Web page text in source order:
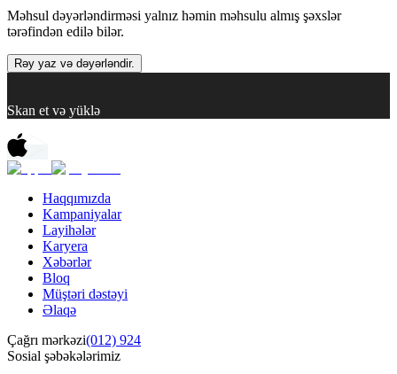
Məhsul dəyərləndirməsi yalnız həmin məhsulu almış şəxslər
tərəfindən edilə bilər.
Rəy yaz və dəyərləndir.
Skan et və yüklə
Haqqımızda
Kampaniyalar
Layihələr
Karyera
Xəbərlər
Bloq
Müştəri dəstəyi
Əlaqə
Çağrı mərkəzi(012) 924
Sosial şəbəkələrimiz